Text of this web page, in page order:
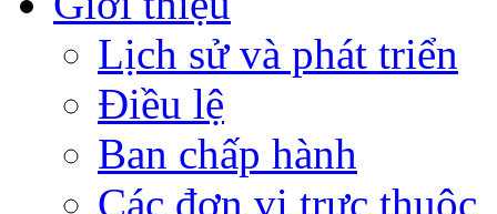
Lịch sử và phát triển
Điều lệ
Ban chấp hành
Các đơn vị trực thuộc